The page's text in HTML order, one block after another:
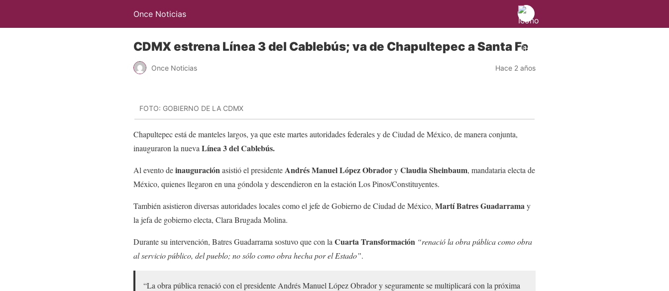
Once Noticias
CDMX estrena Línea 3 del Cablebús; va de Chapultepec a Santa Fe
Once Noticias Hace 2 años
FOTO: GOBIERNO DE LA CDMX
Chapultepec está de manteles largos, ya que este martes autoridades federales y de Ciudad de México, de manera conjunta,
inauguraron la nueva Línea 3 del Cablebús.
Al evento deinauguraciónasistió el presidenteAndrés Manuel López ObradoryClaudia Sheinbaum, mandataria electa de
México, quienes llegaron en una góndola y descendieron en la estación Los Pinos/Constituyentes.
También asistieron diversas autoridades locales como el jefe de Gobierno de Ciudad de México, Martí Batres Guadarramay
la jefa de gobierno electa, Clara Brugada Molina.
Durante su intervención, Batres Guadarrama sostuvo que con la Cuarta Transformación “renació la obra pública como obra
al servicio público, del pueblo; no sólo como obra hecha por el Estado”.
“La obra pública renació con el presidente Andrés Manuel López Obrador y seguramente se multiplicará con la próxima